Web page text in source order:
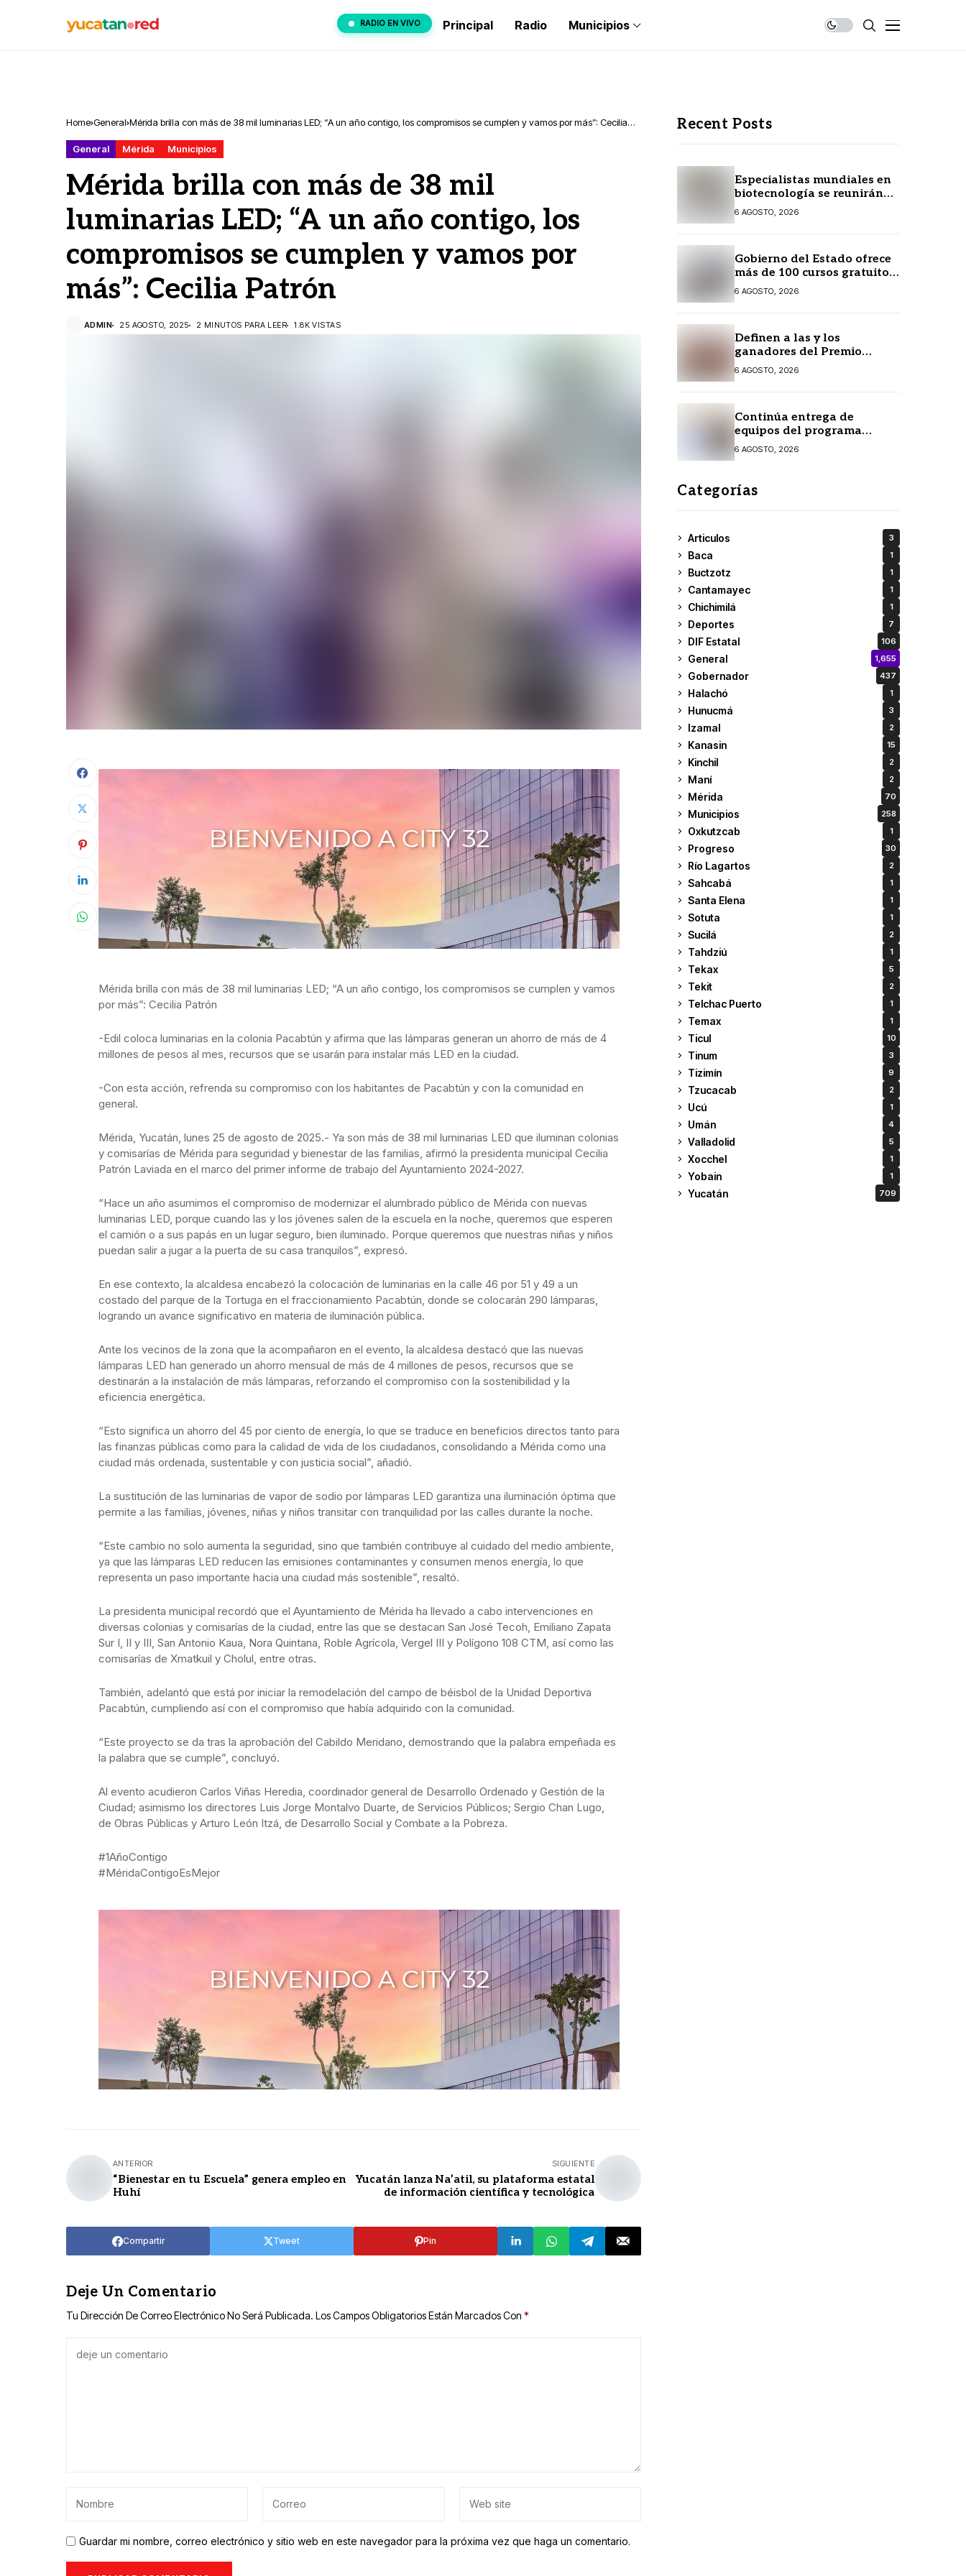
RADIO EN VIVO Principal Radio Municipios
Home General Mérida brilla con más de 38 mil luminarias LED; “A un año contigo, los compromisos se cumplen y vamos por más”: Cecilia
General
Mérida Municipios
Mérida brilla con más de 38 mil
luminarias LED; “A un año contigo, los
compromisos se cumplen y vamos por
más”: Cecilia Patrón
ADMIN 25 AGOSTO, 2025 2 MINUTOS PARA LEER 1.8K VISTAS
Mérida brilla con más de 38 mil luminarias LED; “A un año contigo, los compromisos se cumplen y vamos
por más”: Cecilia Patrón
-Edil coloca luminarias en la colonia Pacabtún y afirma que las lámparas generan un ahorro de más de 4
millones de pesos al mes, recursos que se usarán para instalar más LED en la ciudad.
-Con esta acción, refrenda su compromiso con los habitantes de Pacabtún y con la comunidad en
general.
Mérida, Yucatán, lunes 25 de agosto de 2025.- Ya son más de 38 mil luminarias LED que iluminan colonias
y comisarías de Mérida para seguridad y bienestar de las familias, afirmó la presidenta municipal Cecilia
Patrón Laviada en el marco del primer informe de trabajo del Ayuntamiento 2024-2027.
“Hace un año asumimos el compromiso de modernizar el alumbrado público de Mérida con nuevas
luminarias LED, porque cuando las y los jóvenes salen de la escuela en la noche, queremos que esperen
el camión o a sus papás en un lugar seguro, bien iluminado. Porque queremos que nuestras niñas y niños
puedan salir a jugar a la puerta de su casa tranquilos”, expresó.
En ese contexto, la alcaldesa encabezó la colocación de luminarias en la calle 46 por 51 y 49 a un
costado del parque de la Tortuga en el fraccionamiento Pacabtún, donde se colocarán 290 lámparas,
logrando un avance significativo en materia de iluminación pública.
Ante los vecinos de la zona que la acompañaron en el evento, la alcaldesa destacó que las nuevas
lámparas LED han generado un ahorro mensual de más de 4 millones de pesos, recursos que se
destinarán a la instalación de más lámparas, reforzando el compromiso con la sostenibilidad y la
eficiencia energética.
“Esto significa un ahorro del 45 por ciento de energía, lo que se traduce en beneficios directos tanto para
las finanzas públicas como para la calidad de vida de los ciudadanos, consolidando a Mérida como una
ciudad más ordenada, sustentable y con justicia social”, añadió.
La sustitución de las luminarias de vapor de sodio por lámparas LED garantiza una iluminación óptima que
permite a las familias, jóvenes, niñas y niños transitar con tranquilidad por las calles durante la noche.
“Este cambio no solo aumenta la seguridad, sino que también contribuye al cuidado del medio ambiente,
ya que las lámparas LED reducen las emisiones contaminantes y consumen menos energía, lo que
representa un paso importante hacia una ciudad más sostenible”, resaltó.
La presidenta municipal recordó que el Ayuntamiento de Mérida ha llevado a cabo intervenciones en
diversas colonias y comisarías de la ciudad, entre las que se destacan San José Tecoh, Emiliano Zapata
Sur I, II y III, San Antonio Kaua, Nora Quintana, Roble Agrícola, Vergel III y Polígono 108 CTM, así como las
comisarías de Xmatkuil y Cholul, entre otras.
También, adelantó que está por iniciar la remodelación del campo de béisbol de la Unidad Deportiva
Pacabtún, cumpliendo así con el compromiso que había adquirido con la comunidad.
“Este proyecto se da tras la aprobación del Cabildo Meridano, demostrando que la palabra empeñada es
la palabra que se cumple”, concluyó.
Al evento acudieron Carlos Viñas Heredia, coordinador general de Desarrollo Ordenado y Gestión de la
Ciudad; asimismo los directores Luis Jorge Montalvo Duarte, de Servicios Públicos; Sergio Chan Lugo,
de Obras Públicas y Arturo León Itzá, de Desarrollo Social y Combate a la Pobreza.
#1AñoContigo
#MéridaContigoEsMejor
ANTERIOR
“Bienestar en tu Escuela” genera empleo en
Huhí
SIGUIENTE
Yucatán lanza Na’atil, su plataforma estatal
de información científica y tecnológica
Compartir Tweet Pin
Deje Un Comentario
Tu Dirección De Correo Electrónico No Será Publicada. Los Campos Obligatorios Están Marcados Con *
Guardar mi nombre, correo electrónico y sitio web en este navegador para la próxima vez que haga un comentario.
Recent Posts
Especialistas mundiales en
biotecnología se reunirán
en Yucatán
6 AGOSTO, 2026
Gobierno del Estado ofrece
más de 100 cursos gratuitos
en línea para prestadores
turísticos
6 AGOSTO, 2026
Definen a las y los
ganadores del Premio
Estatal de las Juventudes
6 AGOSTO, 2026
Continúa entrega de
equipos del programa
Seguridad en el Mar
6 AGOSTO, 2026
Categorías
Articulos 3
Baca 1
Buctzotz 1
Cantamayec 1
Chichimilá 1
Deportes 7
DIF Estatal 106
General 1,655
Gobernador 437
Halachó 1
Hunucmá 3
Izamal 2
Kanasin 15
Kinchil 2
Maní 2
Mérida 70
Municipios 258
Oxkutzcab 1
Progreso 30
Río Lagartos 2
Sahcabá 1
Santa Elena 1
Sotuta 1
Sucilá 2
Tahdziú 1
Tekax 5
Tekit 2
Telchac Puerto 1
Temax 1
Ticul 10
Tinum 3
Tizimín 9
Tzucacab 2
Ucú 1
Umán 4
Valladolid 5
Xocchel 1
Yobain 1
Yucatán 709